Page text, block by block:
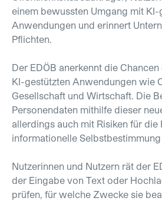
einem bewussten Umgang mit KI-
Anwendungen und erinnert
Pflichten.
Der EDÖB anerkennt die
KI-gestützten Anwendungen wie
Gesellschaft und Wirtschaft. Die
Personendaten mithilfe dieser
allerdings auch mit Risiken für
informationelle
Nutzerinnen und Nutzern rät der
der Eingabe von Text oder
prüfen, für welche Zwecke sie